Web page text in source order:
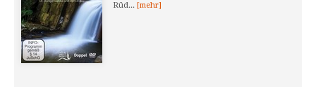
Rüd... [mehr]